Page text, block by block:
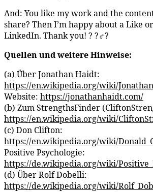
And: You like my work and the
share? Then I’m happy about a Like
LinkedIn. Thank you! ? ?‍♂️?
Quellen und weitere Hinweise:
(a) Über Jonathan Haidt:
https://en.wikipedia.org/wiki/
Website: https://jonathanhaidt.com/
(b) Zum StrengthsFinder
https://en.wikipedia.org/wiki/
(c) Don Clifton:
https://en.wikipedia.org/wiki/
Positive Psychologie:
https://de.wikipedia.org/wiki/
(d) Über Rolf Dobelli:
https://de.wikipedia.org/wiki/